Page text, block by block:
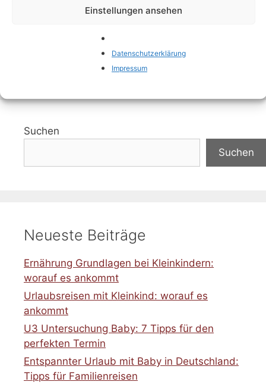
Einstellungen ansehen
Datenschutzerklärung
Impressum
Förderung
Suchen
Suchen
Neueste Beiträge
Ernährung Grundlagen bei Kleinkindern:
worauf es ankommt
Urlaubsreisen mit Kleinkind: worauf es
ankommt
U3 Untersuchung Baby: 7 Tipps für den
perfekten Termin
Entspannter Urlaub mit Baby in Deutschland:
Tipps für Familienreisen